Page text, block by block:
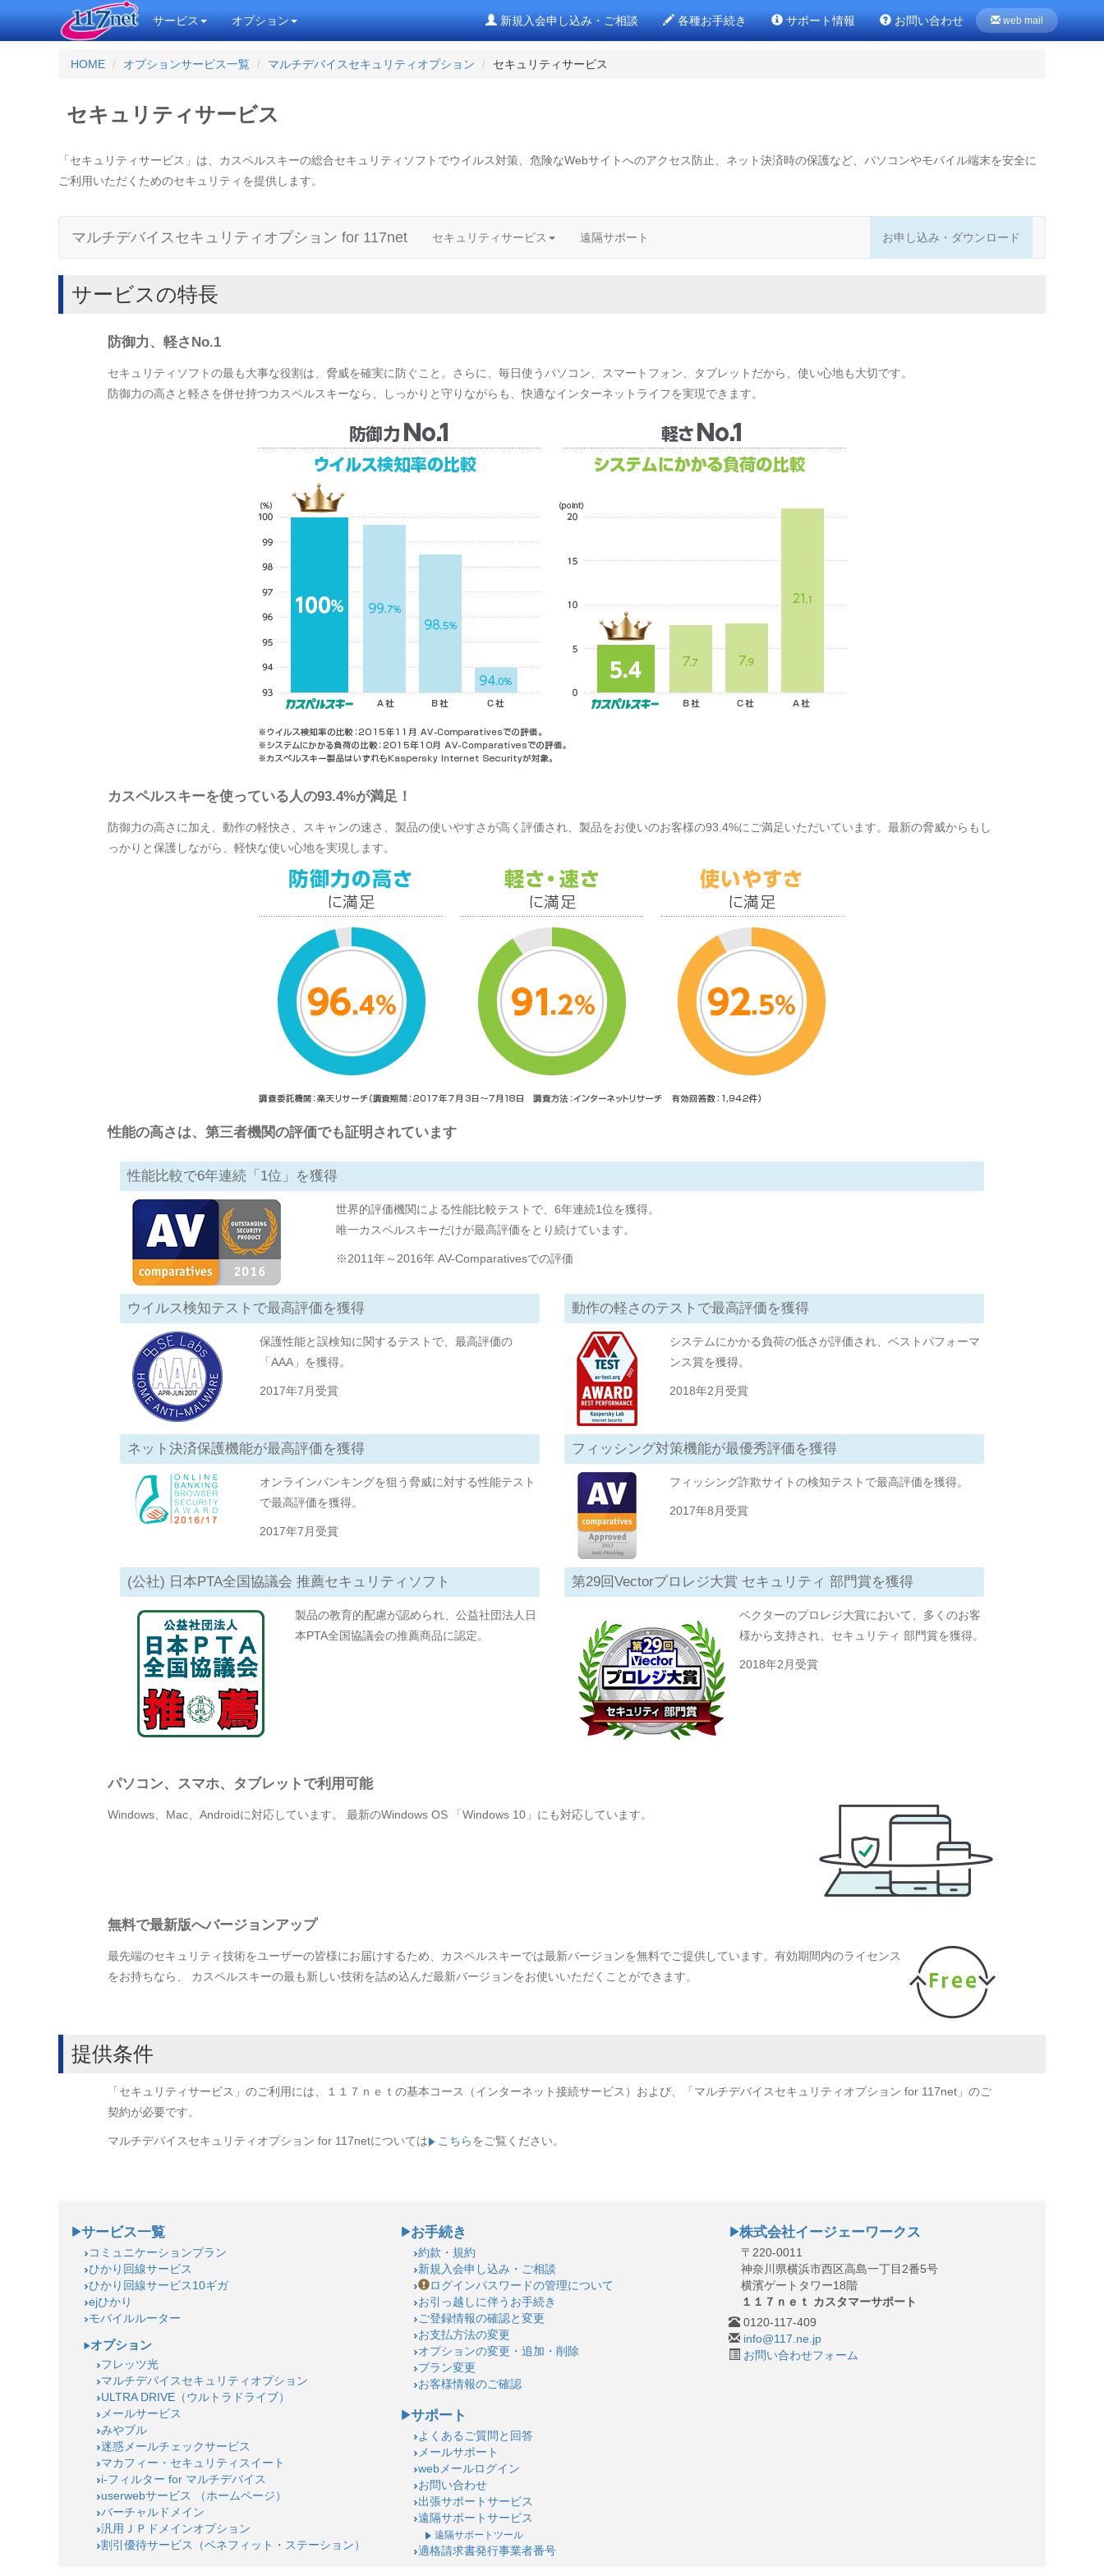
サービス オプション 新規入会申し込み・ご相談 各種お手続き サポート情報 お問い合わせ web mail
HOME オプションサービス一覧 マルチデバイスセキュリティオプション セキュリティサービス
セキュリティサービス
「セキュリティサービス」は、カスペルスキーの総合セキュリティソフトでウイルス対策、危険なWebサイトへのアクセス防止、ネット決済時の保護など、パソコンやモバイル端末を安全に
ご利用いただくためのセキュリティを提供します。
マルチデバイスセキュリティオプション for 117net セキュリティサービス 遠隔サポート お申し込み・ダウンロード
サービスの特長
防御力、軽さNo.1
セキュリティソフトの最も大事な役割は、脅威を確実に防ぐこと。さらに、毎日使うパソコン、スマートフォン、タブレットだから、使い心地も大切です。
防御力の高さと軽さを併せ持つカスペルスキーなら、しっかりと守りながらも、快適なインターネットライフを実現できます。
カスペルスキーを使っている人の93.4%が満足！
防御力の高さに加え、動作の軽快さ、スキャンの速さ、製品の使いやすさが高く評価され、製品をお使いのお客様の93.4%にご満足いただいています。最新の脅威からもし
っかりと保護しながら、軽快な使い心地を実現します。
性能の高さは、第三者機関の評価でも証明されています
性能比較で6年連続「1位」を獲得
世界的評価機関による性能比較テストで、6年連続1位を獲得。
唯一カスペルスキーだけが最高評価をとり続けています。
※2011年～2016年 AV-Comparativesでの評価
ウイルス検知テストで最高評価を獲得
保護性能と誤検知に関するテストで、最高評価の
「AAA」を獲得。
2017年7月受賞
動作の軽さのテストで最高評価を獲得
システムにかかる負荷の低さが評価され、ベストパフォーマ
ンス賞を獲得。
2018年2月受賞
ネット決済保護機能が最高評価を獲得
オンラインバンキングを狙う脅威に対する性能テスト
で最高評価を獲得。
2017年7月受賞
フィッシング対策機能が最優秀評価を獲得
フィッシング詐欺サイトの検知テストで最高評価を獲得。
2017年8月受賞
(公社) 日本PTA全国協議会 推薦セキュリティソフト
製品の教育的配慮が認められ、公益社団法人日
本PTA全国協議会の推薦商品に認定。
第29回Vectorプロレジ大賞 セキュリティ 部門賞を獲得
ベクターのプロレジ大賞において、多くのお客
様から支持され、セキュリティ 部門賞を獲得。
2018年2月受賞
パソコン、スマホ、タブレットで利用可能
Windows、Mac、Androidに対応しています。 最新のWindows OS 「Windows 10」にも対応しています。
無料で最新版へバージョンアップ
最先端のセキュリティ技術をユーザーの皆様にお届けするため、カスペルスキーでは最新バージョンを無料でご提供しています。有効期間内のライセンス
をお持ちなら、 カスペルスキーの最も新しい技術を詰め込んだ最新バージョンをお使いいただくことができます。
提供条件
「セキュリティサービス」のご利用には、１１７ｎｅｔの基本コース（インターネット接続サービス）および、「マルチデバイスセキュリティオプション for 117net」のご
契約が必要です。
マルチデバイスセキュリティオプション for 117netについては こちらをご覧ください。
サービス一覧
コミュニケーションプラン
ひかり回線サービス
ひかり回線サービス10ギガ
ejひかり
モバイルルーター
オプション
フレッツ光
マルチデバイスセキュリティオプション
ULTRA DRIVE（ウルトラドライブ）
メールサービス
みやブル
迷惑メールチェックサービス
マカフィー・セキュリティスイート
i-フィルター for マルチデバイス
userwebサービス （ホームページ）
バーチャルドメイン
汎用ＪＰドメインオプション
割引優待サービス（ベネフィット・ステーション）
お手続き
約款・規約
新規入会申し込み・ご相談
ログインパスワードの管理について
お引っ越しに伴うお手続き
ご登録情報の確認と変更
お支払方法の変更
オプションの変更・追加・削除
プラン変更
お客様情報のご確認
サポート
よくあるご質問と回答
メールサポート
webメールログイン
お問い合わせ
出張サポートサービス
遠隔サポートサービス
遠隔サポートツール
適格請求書発行事業者番号
株式会社イージェーワークス
〒220-0011
神奈川県横浜市西区高島一丁目2番5号
横濱ゲートタワー18階
１１７ｎｅｔ カスタマーサポート
0120-117-409
info@117.ne.jp
お問い合わせフォーム